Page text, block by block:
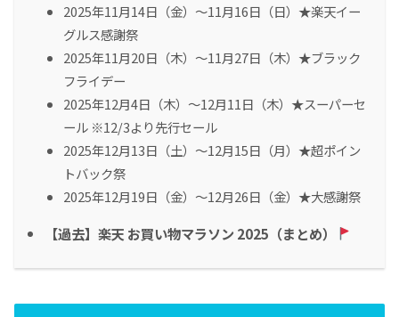
2025年11月14日（金）～11月16日（日）★楽天イー
グルス感謝祭
2025年11月20日（木）～11月27日（木）★ブラック
フライデー
2025年12月4日（木）～12月11日（木）★スーパーセ
ール ※12/3より先行セール
2025年12月13日（土）～12月15日（月）★超ポイン
トバック祭
2025年12月19日（金）～12月26日（金）★大感謝祭
【過去】楽天 お買い物マラソン 2025（まとめ）